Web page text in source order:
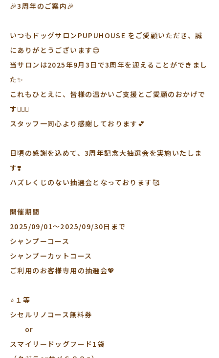
🎉3周年のご案内🎉
いつもドッグサロンPUPUHOUSE をご愛顧いただき、誠
にありがとうございます😊
当サロンは2025年9月3日で3周年を迎えることができまし
た✨
これもひとえに、皆様の温かいご支援とご愛顧のおかげで
す🙇🏻‍♀️
スタッフ一同心より感謝しております💕
日頃の感謝を込めて、3周年記念大抽選会を実施いたしま
す❣️
ハズレくじのない抽選会となっております🥰
開催期間
2025/09/01〜2025/09/30日まで
シャンプーコース
シャンプーカットコース
ご利用のお客様専用の抽選会💖
⭐️１等
シセルリノコース無料券
or
スマイリードッグフード1袋